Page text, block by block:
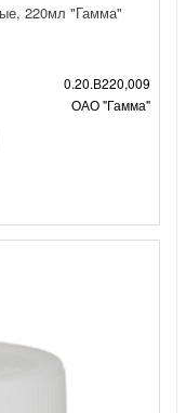
220мл "Гамма"
0.20.В220,009
ОАО "Гамма"